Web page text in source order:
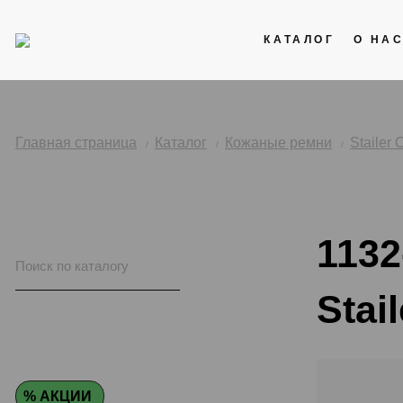
КАТАЛОГ О НАС
Главная страница Каталог Кожаные ремни Stailer
% АКЦИИ